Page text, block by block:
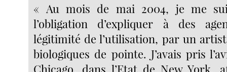
« Au mois de mai 2004, je me
l’obligation d’expliquer à des
légitimité de l’utilisation, par un
biologiques de pointe. J’avais pris
Chicago, dans l’Etat de New York,